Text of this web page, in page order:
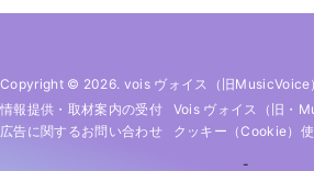
Copyright © 2026. vois ヴォイス（旧MusicVoice
情報提供・取材案内の受付
Vois ヴォイス（旧・
広告に関するお問い合わせ
クッキー（cookie）
-